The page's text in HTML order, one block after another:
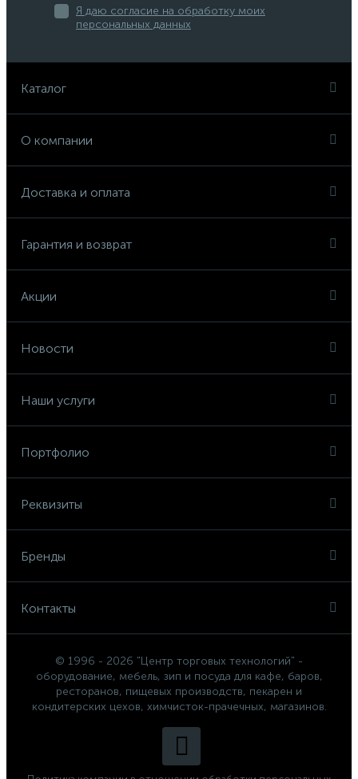
Я даю согласие на обработку моих
персональных данных
Каталог
О компании
Доставка и оплата
Гарантия и возврат
Акции
Новости
Наши услуги
Портфолио
Реквизиты
Бренды
Контакты
© 1996 - 2026 "Центр торговых технологий" -
оборудование, мебель, зип и посуда для кафе, баров,
ресторанов, пищевых производств, пекарен и
кондитерских цехов, химчисток-прачечных, магазинов.